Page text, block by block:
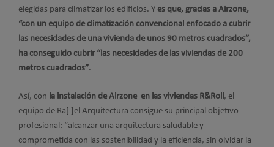
elegidas para climatizar los edificios. Y es que, gracias a Airzone,
“con un equipo de climatización convencional enfocado a cubrir
las necesidades de una vivienda de unos 90 metros cuadrados”,
ha conseguido cubrir “las necesidades de las viviendas de 200
metros cuadrados”.
Así, con la instalación de Airzone en las viviendas R&Roll, el
equipo de Ra[ ]el Arquitectura consigue su principal objetivo
profesional: “alcanzar una arquitectura saludable y
comprometida con las sostenibilidad y la eficiencia, sin olvidar la